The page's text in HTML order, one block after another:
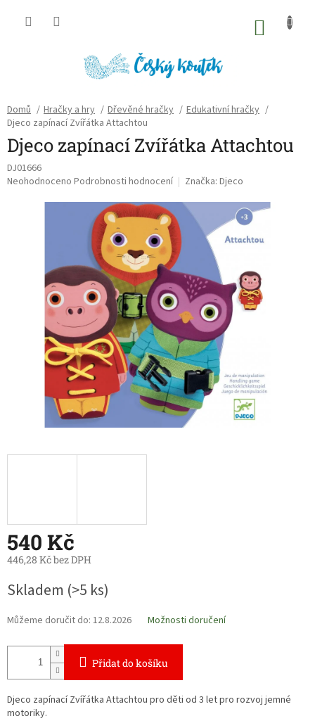
Domů / Hračky a hry / Dřevěné hračky / Edukativní hračky /
Djeco zapínací Zvířátka Attachtou
Djeco zapínací Zvířátka Attachtou
DJ01666
Průměrné
hvězdiček.
Neohodnoceno Podrobnosti hodnocení Značka: Djeco
540 Kč
446,28 Kč bez DPH
cena:
Skladem (>5 ks)
Můžeme doručit do: 12.8.2026 Možnosti doručení
Přidat do košíku
Djeco zapínací Zvířátka Attachtou pro děti od 3 let pro rozvoj jemné
motoriky.